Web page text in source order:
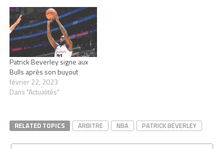
Patrick Beverley signe aux
Bulls après son buyout
février 22, 2023
Dans "Actualités"
RELATED TOPICS ARBITRE NBA PATRICK BEVERLEY